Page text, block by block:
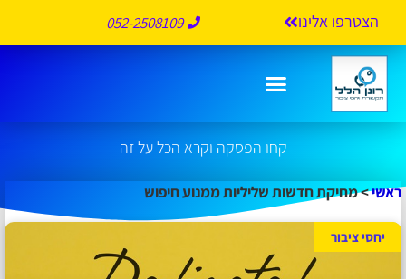
הצטרפו אלינו 052-2508109
מחיקת חדשות שליליות ממנוע חיפוש
קחו הפסקה וקרא הכל על זה
ראשי>מחיקת חדשות שליליות ממנוע חיפוש
יחסי ציבור